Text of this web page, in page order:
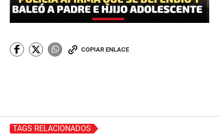
COPIAR ENLACE
TAGS RELACIONADOS